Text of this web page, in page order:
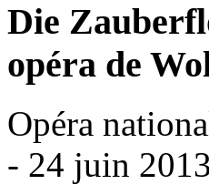
Die
opéra de
Opéra
- 24 juin 2013